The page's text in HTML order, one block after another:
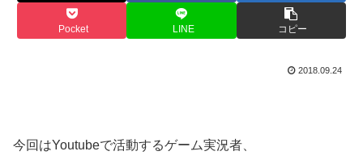
Pocket LINE コピー
2018.09.24
今回はYoutubeで活動するゲーム実況者、